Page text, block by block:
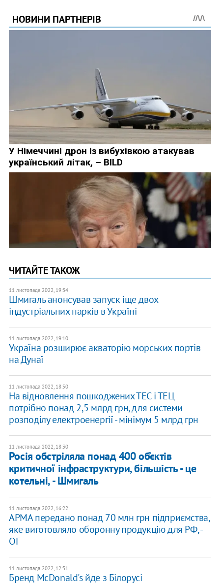
ЧИТАЙТЕ ТАКОЖ
11 листопада 2022, 19:34
Шмигаль анонсував запуск іще двох
індустріальних парків в Україні
11 листопада 2022, 19:10
Україна розширює акваторію морських портів
на Дунаї
11 листопада 2022, 18:50
На відновлення пошкоджених ТЕС і ТЕЦ
потрібно понад 2,5 млрд грн, для системи
розподілу електроенергії - мінімум 5 млрд грн
11 листопада 2022, 18:30
Росія обстріляла понад 400 об’єктів
критичної інфраструктури, більшість - це
котельні, - Шмигаль
11 листопада 2022, 16:22
АРМА передано понад 70 млн грн підприємства,
яке виготовляло оборонну продукцію для РФ, -
ОГ
11 листопада 2022, 12:31
Бренд McDonald's йде з Білорусі